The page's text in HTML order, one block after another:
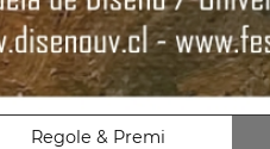
Regole & Premi